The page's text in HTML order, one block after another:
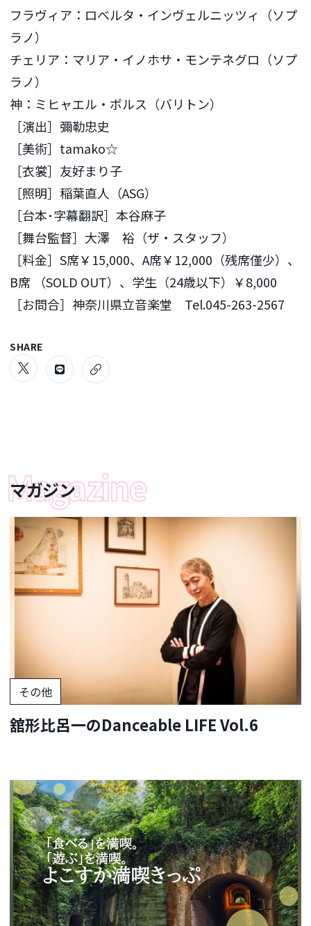
フラヴィア：ロベルタ・インヴェルニッツィ（ソプ
ラノ）
チェリア：マリア・イノホサ・モンテネグロ（ソプ
ラノ）
神：ミヒャエル・ボルス（バリトン）
［演出］彌勒忠史
［美術］tamako☆
［衣裳］友好まり子
［照明］稲葉直人（ASG）
［台本･字幕翻訳］本谷麻子
［舞台監督］大澤 裕（ザ・スタッフ）
［料金］S席￥15,000、A席￥12,000（残席僅少）、
B席 （SOLD OUT）、学生（24歳以下）￥8,000
［お問合］神奈川県立音楽堂 Tel.045-263-2567
SHARE
マガジン
その他
舘形比呂一のDanceable LIFE Vol.6